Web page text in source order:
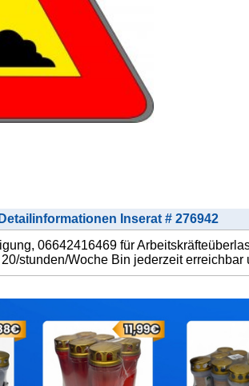
Detailinformationen Inserat # 276942
06642416469 für
stunden/Woche Bin jederzeit erreichbar